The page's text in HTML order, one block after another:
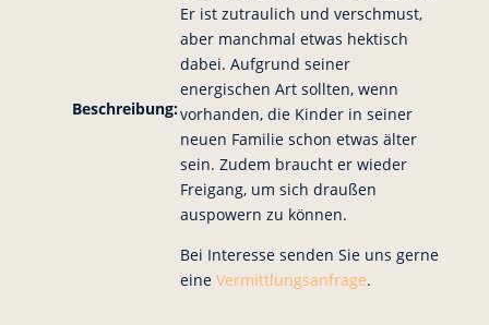
Beschreibung:
Er ist zutraulich und verschmust,
aber manchmal etwas hektisch
dabei. Aufgrund seiner
energischen Art sollten, wenn
vorhanden, die Kinder in seiner
neuen Familie schon etwas älter
sein. Zudem braucht er wieder
Freigang, um sich draußen
auspowern zu können.
Bei Interesse senden Sie uns gerne
eine Vermittlungsanfrage.